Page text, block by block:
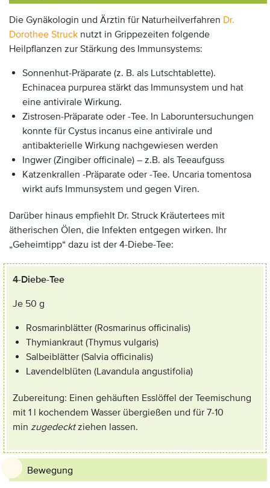
Die Gynäkologin und Ärztin für Naturheilverfahren Dr.
Dorothee Struck nutzt in Grippezeiten folgende
Heilpflanzen zur Stärkung des Immunsystems:
Sonnenhut-Präparate (z. B. als Lutschtablette).
Echinacea purpurea stärkt das Immunsystem und hat
eine antivirale Wirkung.
Zistrosen-Präparate oder -Tee. In Laboruntersuchungen
konnte für Cystus incanus eine antivirale und
antibakterielle Wirkung nachgewiesen werden
Ingwer (Zingiber officinale) – z.B. als Teeaufguss
Katzenkrallen -Präparate oder -Tee. Uncaria tomentosa
wirkt aufs Immunsystem und gegen Viren.
Darüber hinaus empfiehlt Dr. Struck Kräutertees mit
ätherischen Ölen, die Infekten entgegen wirken. Ihr
„Geheimtipp“ dazu ist der 4-Diebe-Tee:
4-Diebe-Tee
Je 50 g
Rosmarinblätter (Rosmarinus officinalis)
Thymiankraut (Thymus vulgaris)
Salbeiblätter (Salvia officinalis)
Lavendelblüten (Lavandula angustifolia)
Zubereitung: Einen gehäuften Esslöffel der Teemischung
mit 1 l kochendem Wasser übergießen und für 7-10
min zugedecktziehen lassen.
Bewegung